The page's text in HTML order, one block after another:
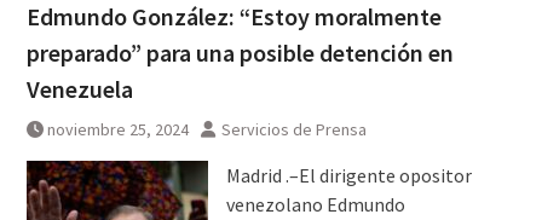
Edmundo González: “Estoy moralmente
preparado” para una posible detención en
Venezuela
noviembre 25, 2024 Servicios de Prensa
Madrid .–El dirigente opositor
venezolano Edmundo